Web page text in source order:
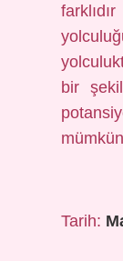
bir
Tarih: